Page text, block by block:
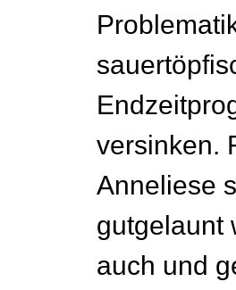
versinken.
Anneliese
gutgelaunt
auch und